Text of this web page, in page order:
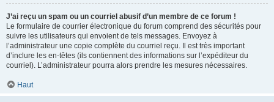
J’ai reçu un spam ou un courriel abusif d’un membre de ce forum !
Le formulaire de courrier électronique du forum comprend des sécurités pour
suivre les utilisateurs qui envoient de tels messages. Envoyez à
l’administrateur une copie complète du courriel reçu. Il est très important
d’inclure les en-têtes (ils contiennent des informations sur l’expéditeur du
courriel). L’administrateur pourra alors prendre les mesures nécessaires.
Haut